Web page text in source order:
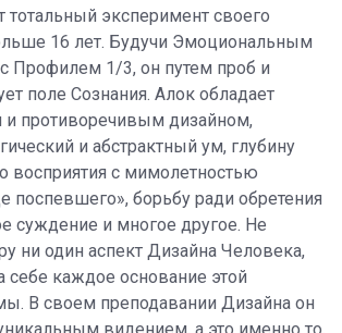
тотальный эксперимент своего
16 лет. Будучи Эмоциональным
Профилем 1/3, он путем проб и
поле Сознания. Алок обладает
противоречивым дизайном,
и абстрактный ум, глубину
восприятия с мимолетностью
поспевшего», борьбу ради обретения
суждение и многое другое. Не
ни один аспект Дизайна Человека,
себе каждое основание этой
В своем преподавании Дизайна он